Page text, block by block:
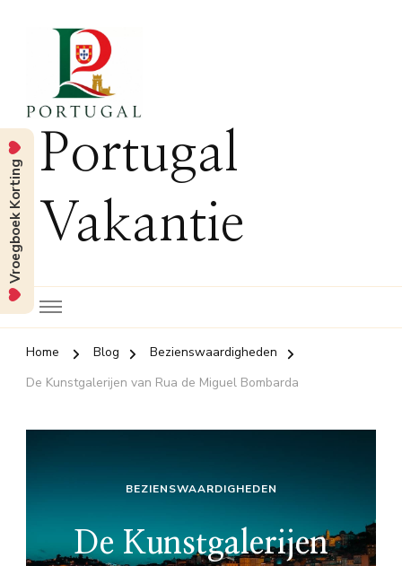
Portugal
Vakantie
Home Blog
Bezienswaardigheden
De Kunstgalerijen van Rua de Miguel Bombarda
BEZIENSWAARDIGHEDEN
De Kunstgalerijen
Vroegboek Korting